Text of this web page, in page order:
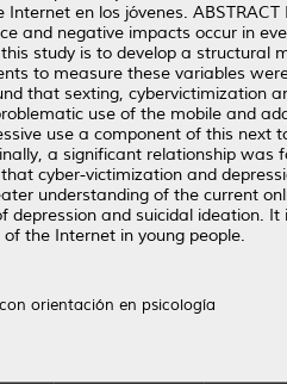
en los jóvenes.
and negative impacts occur in
study is to develop a
to measure these variables
that sexting, cybervictimization
use of the mobile and
use a component of this
a significant relationship
cyber-victimization and
understanding of the current
depression and suicidal ideation.
the Internet in young people.
orientación en psicología